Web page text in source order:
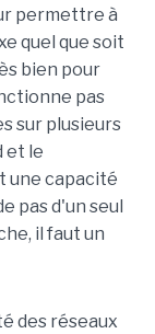
permettre à
quel que soit
bien pour
pas
sur plusieurs
et le
une capacité
pas d'un seul
il faut un
des réseaux